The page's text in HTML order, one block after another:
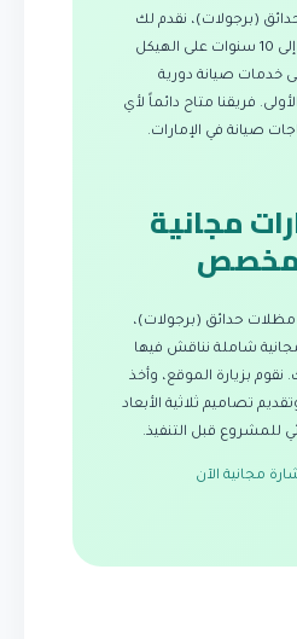
(برجولات)، نقدم لك
ضماناً شاملاً يصل إلى 10 سنوات على الهيكل
خدمات صيانة دورية
فريقنا متاح دائماً لأي
صيانة في الإمارات.
مجانية
مخصص
مظلات حدائق (برجولات)،
شاملة نناقش فيها
نقوم بزيارة الموقع، وأخذ
تصاميم ثلاثية الأبعاد
للمشروع قبل التنفيذ.
مجانية الآن